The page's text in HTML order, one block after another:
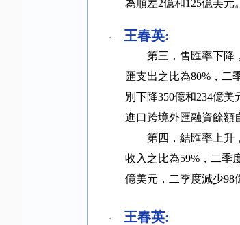
為順差2億和125億美元。
· 王春英:
第三，售匯率下降
匯支出之比為80%，二
別下降350億和234億美
進口跨境外匯融資餘額
第四，結匯率上升
收入之比為59%，二季
億美元，二季度減少98
· 王春英: